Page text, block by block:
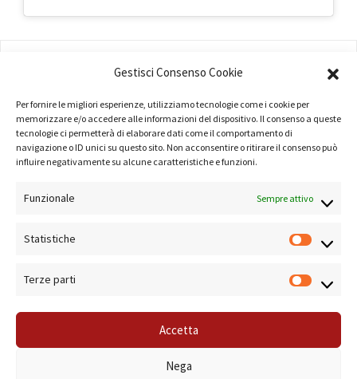
Gestisci Consenso Cookie
Per fornire le migliori esperienze, utilizziamo tecnologie come i cookie per
memorizzare e/o accedere alle informazioni del dispositivo. Il consenso a queste
tecnologie ci permetterà di elaborare dati come il comportamento di
navigazione o ID unici su questo sito. Non acconsentire o ritirare il consenso può
influire negativamente su alcune caratteristiche e funzioni.
Funzionale Sempre attivo
Statistiche
Terze parti
Accetta
Nega
TERMINI E CONDIZIONI
PRIVACY POLICY
Commercio di Roma Sistema di Gestione Qualità Certificato ISO 9001:2000